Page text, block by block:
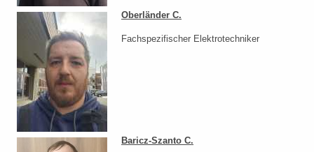
Oberländer C.
Fachspezifischer Elektrotechniker
Baricz-Szanto C.